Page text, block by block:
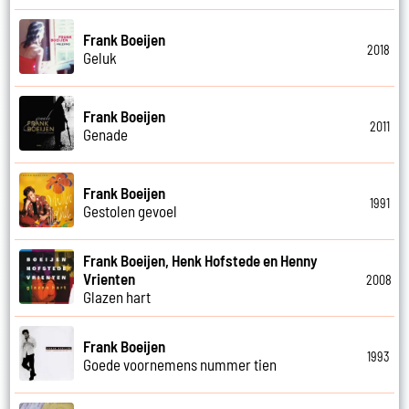
Frank Boeijen
Geluk
2018
Frank Boeijen
Genade
2011
Frank Boeijen
Gestolen gevoel
1991
Frank Boeijen, Henk Hofstede en Henny
Vrienten
Glazen hart
2008
Frank Boeijen
Goede voornemens nummer tien
1993